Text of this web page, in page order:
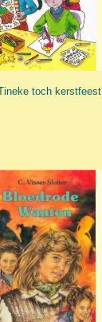
toch kerstfeest